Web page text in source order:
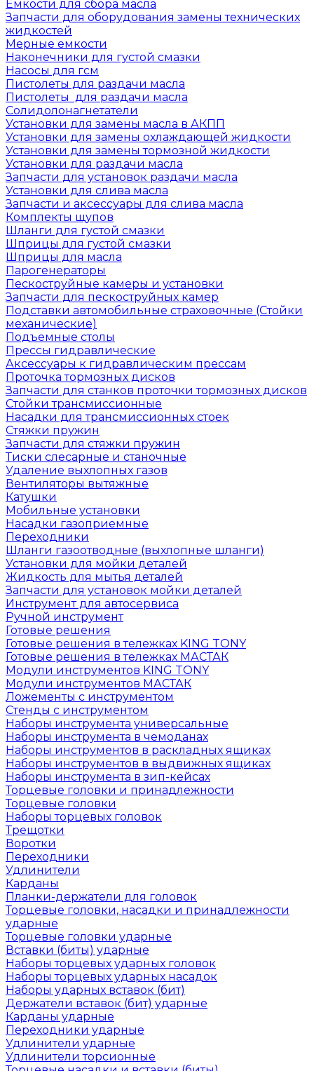
Емкости для сбора масла
Запчасти для оборудования замены технических
жидкостей
Мерные емкости
Наконечники для густой смазки
Насосы для гсм
Пистолеты для раздачи масла
Пистолеты для раздачи масла
Солидолонагнетатели
Установки для замены масла в АКПП
Установки для замены охлаждающей жидкости
Установки для замены тормозной жидкости
Установки для раздачи масла
Запчасти для установок раздачи масла
Установки для слива масла
Запчасти и аксессуары для слива масла
Комплекты щупов
Шланги для густой смазки
Шприцы для густой смазки
Шприцы для масла
Парогенераторы
Пескоструйные камеры и установки
Запчасти для пескоструйных камер
Подставки автомобильные страховочные (Стойки
механические)
Подъемные столы
Прессы гидравлические
Аксессуары к гидравлическим прессам
Проточка тормозных дисков
Запчасти для станков проточки тормозных дисков
Стойки трансмиссионные
Насадки для трансмиссионных стоек
Стяжки пружин
Запчасти для стяжки пружин
Тиски слесарные и станочные
Удаление выхлопных газов
Вентиляторы вытяжные
Катушки
Мобильные установки
Насадки газоприемные
Переходники
Шланги газоотводные (выхлопные шланги)
Установки для мойки деталей
Жидкость для мытья деталей
Запчасти для установок мойки деталей
Инструмент для автосервиса
Ручной инструмент
Готовые решения
Готовые решения в тележках KING TONY
Готовые решения в тележках МАСТАК
Модули инструментов KING TONY
Модули инструментов МАСТАК
Ложементы с инструментом
Стенды с инструментом
Наборы инструмента универсальные
Наборы инструмента в чемоданах
Наборы инструментов в раскладных ящиках
Наборы инструментов в выдвижных ящиках
Наборы инструмента в зип-кейсах
Торцевые головки и принадлежности
Торцевые головки
Наборы торцевых головок
Трещотки
Воротки
Переходники
Удлинители
Карданы
Планки-держатели для головок
Торцевые головки, насадки и принадлежности
ударные
Торцевые головки ударные
Вставки (биты) ударные
Наборы торцевых ударных головок
Наборы торцевых ударных насадок
Наборы ударных вставок (бит)
Держатели вставок (бит) ударные
Карданы ударные
Переходники ударные
Удлинители ударные
Удлинители торсионные